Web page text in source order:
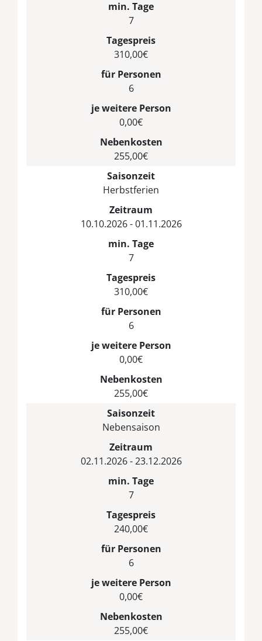
min. Tage
7
Tagespreis
310,00€
für Personen
6
je weitere Person
0,00€
Nebenkosten
255,00€
Saisonzeit
Herbstferien
Zeitraum
10.10.2026 - 01.11.2026
min. Tage
7
Tagespreis
310,00€
für Personen
6
je weitere Person
0,00€
Nebenkosten
255,00€
Saisonzeit
Nebensaison
Zeitraum
02.11.2026 - 23.12.2026
min. Tage
7
Tagespreis
240,00€
für Personen
6
je weitere Person
0,00€
Nebenkosten
255,00€